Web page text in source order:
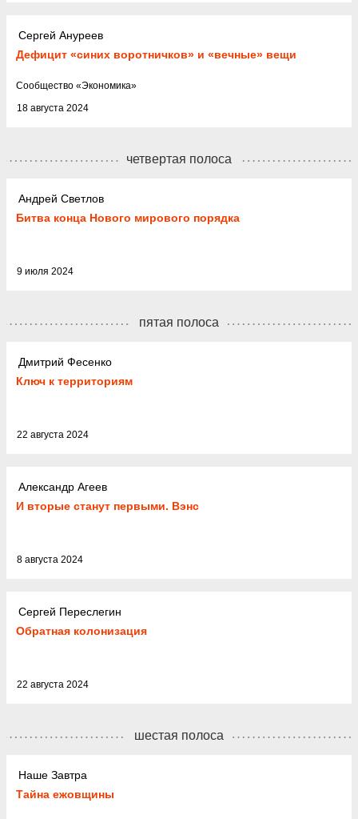
Сергей Ануреев
Дефицит «синих воротничков» и «вечные» вещи
18 августа 2024
Cообщество «Экономика»
четвертая полоса
Андрей Светлов
Битва конца Нового мирового порядка
9 июля 2024
пятая полоса
Дмитрий Фесенко
Ключ к территориям
22 августа 2024
Александр Агеев
И вторые станут первыми. Вэнс
8 августа 2024
Сергей Переслегин
Обратная колонизация
22 августа 2024
шестая полоса
Наше Завтра
Тайна ежовщины